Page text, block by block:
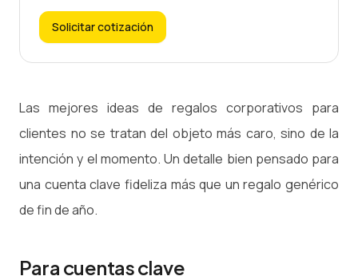
Solicitar cotización
Las mejores ideas de regalos corporativos para
clientes no se tratan del objeto más caro, sino de la
intención y el momento. Un detalle bien pensado para
una cuenta clave fideliza más que un regalo genérico
de fin de año.
Para cuentas clave